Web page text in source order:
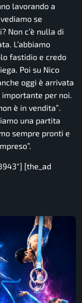
lavorando a
se
Non c’è nulla di
L’abbiamo
fastidio e credo
Poi su Nico
oggi è arrivata
per noi.
è in vendita”
una partita
sempre pronti e
[the_ad